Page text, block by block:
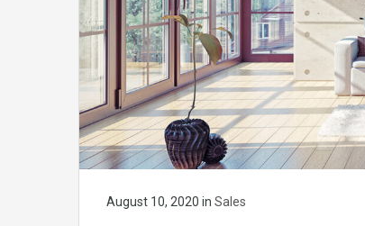
August 10, 2020 in Sales